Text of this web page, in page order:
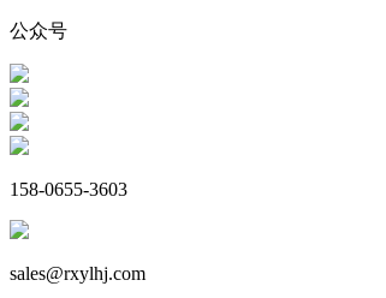
公众号
158-0655-3603
sales@rxylhj.com